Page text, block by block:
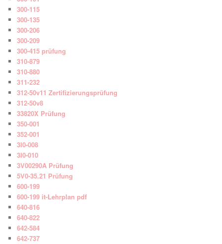
300-115
300-135
300-206
300-209
300-415 prüfung
310-879
310-880
311-232
312-50v11 Zertifizierungsprüfung
312-50v8
33820X Prüfung
350-001
352-001
3I0-008
3I0-010
3V00290A Prüfung
5V0-35.21 Prüfung
600-199
600-199 it-Lehrplan pdf
640-816
640-822
642-584
642-737